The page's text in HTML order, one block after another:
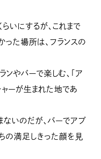
いにするが、これまで
った場所は、フランスの
やバーで楽しむ、「ア
ャーが生まれた地であ
いのだが、バーでアプ
の満足しきった顔を見